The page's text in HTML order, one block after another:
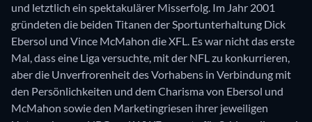
und letztlich ein spektakulärer Misserfolg. Im Jahr 2001
gründeten die beiden Titanen der Sportunterhaltung Dick
Ebersol und Vince McMahon die XFL. Es war nicht das erste
Mal, dass eine Liga versuchte, mit der NFL zu konkurrieren,
aber die Unverfrorenheit des Vorhabens in Verbindung mit
den Persönlichkeiten und dem Charisma von Ebersol und
McMahon sowie den Marketingriesen ihrer jeweiligen